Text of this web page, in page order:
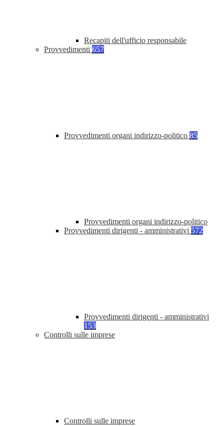
Recapiti dell'ufficio responsabile
Provvedimenti 657
Provvedimenti organi indirizzo-politico 85
Provvedimenti organi indirizzo-politico
Provvedimenti dirigenti - amministrativi 572
Provvedimenti dirigenti - amministrativi
153
Controlli sulle imprese
Controlli sulle imprese